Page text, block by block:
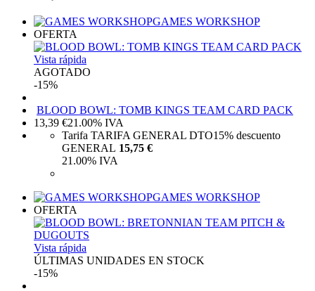
GAMES WORKSHOP
OFERTA
Vista rápida
AGOTADO
-15%
BLOOD BOWL: TOMB KINGS TEAM CARD PACK
13,39 €21.00% IVA
Tarifa TARIFA GENERAL DTO15% descuento
GENERAL 15,75 €
21.00% IVA
GAMES WORKSHOP
OFERTA
Vista rápida
ÚLTIMAS UNIDADES EN STOCK
-15%